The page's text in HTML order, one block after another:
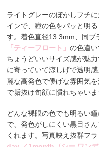
ライトグレーのぼかしフチ
インで、瞳の色をパッと明
す。着色直径13.3mm、同ブ
「ティーフロート」の色違
ちょうどいいサイズ感が魅
に寄っていて涼しげで透明
麗な高発色で儚げな雰囲気
で垢抜け旬顔に慣れちゃいま
どんな裸眼の色でも明るい
で、発色がしにくい黒目さ
くれます。写真映え抜群フ